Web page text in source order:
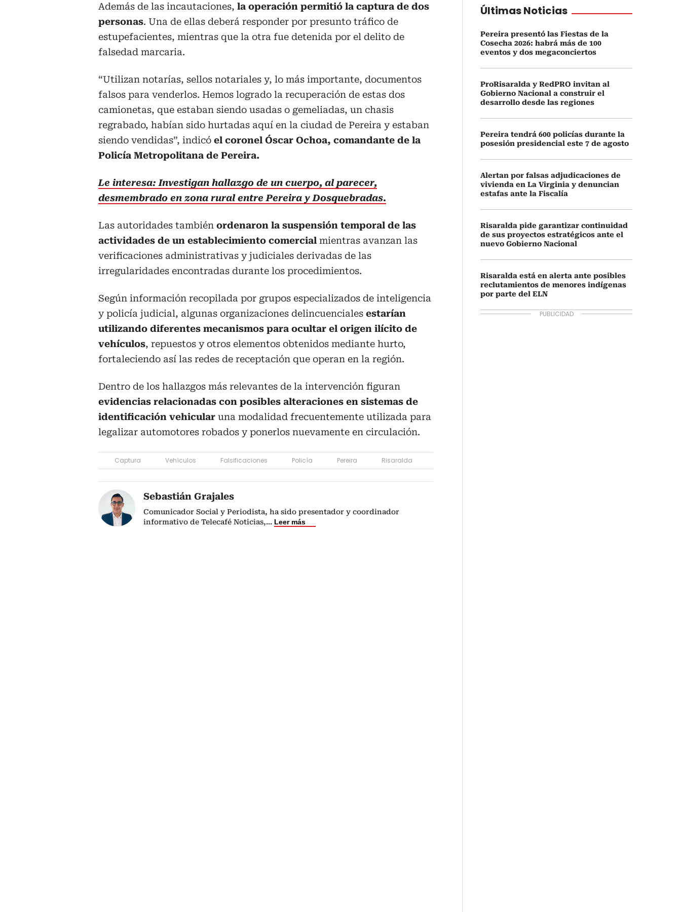
Además de las incautaciones, la operación permitió la captura de dos
personas. Una de ellas deberá responder por presunto tráfico de
estupefacientes, mientras que la otra fue detenida por el delito de
falsedad marcaria.
“Utilizan notarías, sellos notariales y, lo más importante, documentos
falsos para venderlos. Hemos logrado la recuperación de estas dos
camionetas, que estaban siendo usadas o gemeliadas, un chasis
regrabado, habían sido hurtadas aquí en la ciudad de Pereira y estaban
siendo vendidas”, indicó el coronel Óscar Ochoa, comandante de la
Policía Metropolitana de Pereira.
Le interesa: Investigan hallazgo de un cuerpo, al parecer,
desmembrado en zona rural entre Pereira y Dosquebradas.
Las autoridades también ordenaron la suspensión temporal de las
actividades de un establecimiento comercial mientras avanzan las
verificaciones administrativas y judiciales derivadas de las
irregularidades encontradas durante los procedimientos.
Según información recopilada por grupos especializados de inteligencia
y policía judicial, algunas organizaciones delincuenciales estarían
utilizando diferentes mecanismos para ocultar el origen ilícito de
vehículos, repuestos y otros elementos obtenidos mediante hurto,
fortaleciendo así las redes de receptación que operan en la región.
Dentro de los hallazgos más relevantes de la intervención figuran
evidencias relacionadas con posibles alteraciones en sistemas de
identificación vehicular una modalidad frecuentemente utilizada para
legalizar automotores robados y ponerlos nuevamente en circulación.
Captura Vehículos Falsificaciones Policía Pereira Risaralda
Sebastián Grajales
Comunicador Social y Periodista, ha sido presentador y coordinador
informativo de Telecafé Noticias,... Leer más
Últimas Noticias
Pereira presentó las Fiestas de la
Cosecha 2026: habrá más de 100
eventos y dos megaconciertos
ProRisaralda y RedPRO invitan al
Gobierno Nacional a construir el
desarrollo desde las regiones
Pereira tendrá 600 policías durante la
posesión presidencial este 7 de agosto
Alertan por falsas adjudicaciones de
vivienda en La Virginia y denuncian
estafas ante la Fiscalía
Risaralda pide garantizar continuidad
de sus proyectos estratégicos ante el
nuevo Gobierno Nacional
Risaralda está en alerta ante posibles
reclutamientos de menores indígenas
por parte del ELN